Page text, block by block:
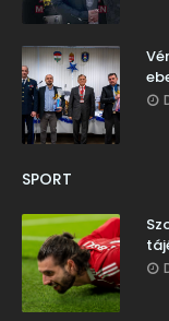
SPORT